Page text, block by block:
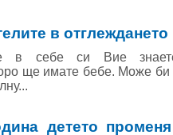
в отглеждането
в себе си Вие знаете
ще имате бебе. Може би
детето